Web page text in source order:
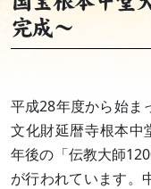
完成～
平成28年度から始ま
文化財延暦寺根本中
年後の「伝教大師
が行われています。